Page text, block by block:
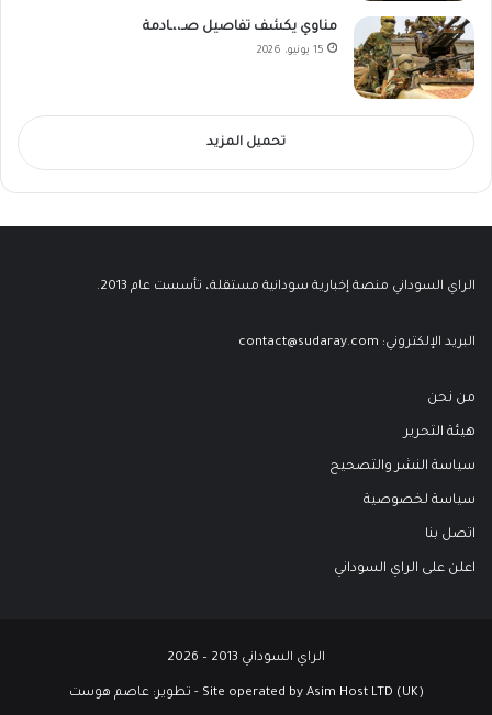
مناوي يكشف تفاصيل صـ،،ـادمة
15 يونيو، 2026
تحميل المزيد
الراي السوداني منصة إخبارية سودانية مستقلة، تأسست عام 2013.
البريد الإلكتروني: contact@sudaray.com
من نحن
هيئة التحرير
سياسة النشر والتصحيح
سياسة لخصوصية
اتصل بنا
اعلن على الراي السوداني
الراي السوداني 2013 – 2026
Site operated by Asim Host LTD (UK) - تطوير: عاصم هوست